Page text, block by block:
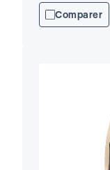
Comparer